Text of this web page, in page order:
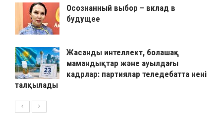
Осознанный выбор – вклад в
будущее
Жасанды интеллект, болашақ
мамандықтар және ауылдағы
кадрлар: партиялар теледебатта нені
талқылады